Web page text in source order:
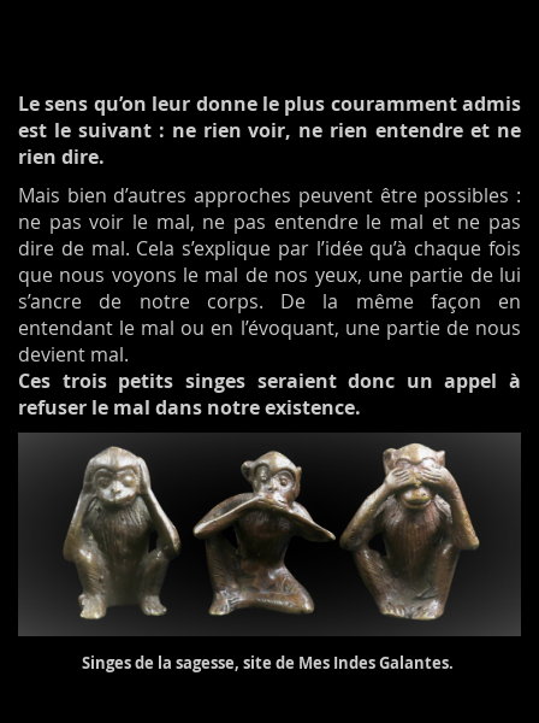
Le sens qu’on leur donne le plus couramment admis
est le suivant : ne rien voir, ne rien entendre et ne
rien dire.
Mais bien d’autres approches peuvent être possibles :
ne pas voir le mal, ne pas entendre le mal et ne pas
dire de mal. Cela s’explique par l’idée qu’à chaque fois
que nous voyons le mal de nos yeux, une partie de lui
s’ancre de notre corps. De la même façon en
entendant le mal ou en l’évoquant, une partie de nous
devient mal.
Ces trois petits singes seraient donc un appel à
refuser le mal dans notre existence.
Singes de la sagesse, site de Mes Indes Galantes.